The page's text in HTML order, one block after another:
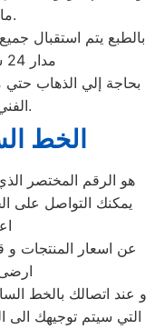
ما يردون من خدمات.
بالطبع يتم استقبال
مدار 24 ساعة حتي لا يكون العملاء
بحاجة إلي الذهاب
الفني لتصليح الجزء التالف.
الخط
هو الرقم المختصر
يمكنك التواصل على
ارضى
التي سيتم توجيهك الى